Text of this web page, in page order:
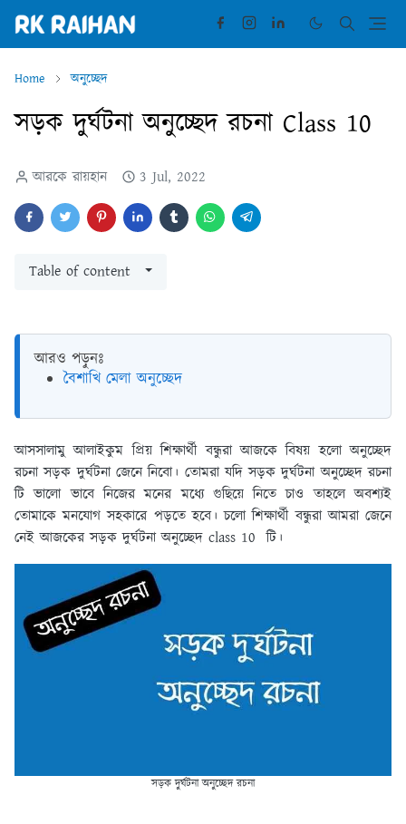
Home অনুচ্ছেদ
সড়ক দুর্ঘটনা অনুচ্ছেদ রচনা Class 10
আরকে রায়হান 3 Jul, 2022
Table of content
আরও পড়ুনঃ
বৈশাখি মেলা অনুচ্ছেদ
আসসালামু আলাইকুম প্রিয় শিক্ষার্থী বন্ধুরা আজকে বিষয় হলো অনুচ্ছেদ
রচনা সড়ক দুর্ঘটনা জেনে নিবো। তোমরা যদি সড়ক দুর্ঘটনা অনুচ্ছেদ রচনা
টি ভালো ভাবে নিজের মনের মধ্যে গুছিয়ে নিতে চাও তাহলে অবশ্যই
তোমাকে মনযোগ সহকারে পড়তে হবে। চলো শিক্ষার্থী বন্ধুরা আমরা জেনে
নেই আজকের সড়ক দুর্ঘটনা অনুচ্ছেদ class 10 টি।
সড়ক দুর্ঘটনা অনুচ্ছেদ রচনা